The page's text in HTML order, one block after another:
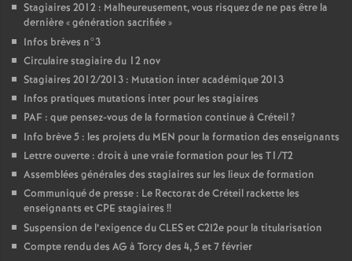
Stagiaires 2012 : Malheureusement, vous risquez de ne pas être la
dernière «génération sacrifiée»
Infos brèves n°3
Circulaire stagiaire du 12 nov
Stagiaires 2012/2013 : Mutation inter académique 2013
Infos pratiques mutations inter pour les stagiaires
PAF : que pensez-vous de la formation continue à Créteil?
Info brève 5 : les projets du MEN pour la formation des enseignants
Lettre ouverte : droit à une vraie formation pour les T1/T2
Assemblées générales des stagiaires sur les lieux de formation
Communiqué de presse : Le Rectorat de Créteil rackette les
enseignants etCPE stagiaires !!
Suspension de l’exigence duCLESet C2I2e pour la titularisation
Compte rendu des AG à Torcy des 4, 5 et 7 février